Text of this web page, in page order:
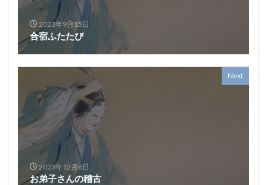
2023年9月15日
合宿ふたたび
Next
2023年12月6日
お弟子さんの稽古